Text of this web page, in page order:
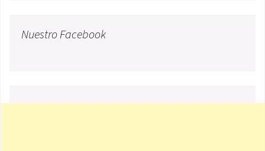
Nuestro Facebook